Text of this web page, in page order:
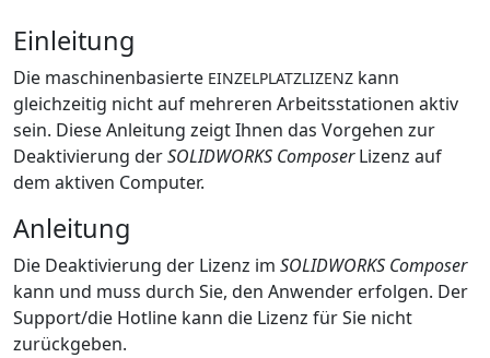
Einleitung
Die maschinenbasierte EINZELPLATZLIZENZ kann
gleichzeitig nicht auf mehreren Arbeitsstationen aktiv
sein. Diese Anleitung zeigt Ihnen das Vorgehen zur
Deaktivierung derSOLIDWORKS ComposerLizenz auf
dem aktiven Computer.
Anleitung
Die Deaktivierung der Lizenz im SOLIDWORKS Composer
kann und muss durch Sie, den Anwender erfolgen. Der
Support/die Hotline kann die Lizenz für Sie nicht
zurückgeben.